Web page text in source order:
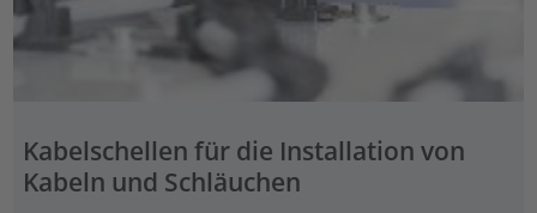
Kabelschellen für die Installation von
Kabeln und Schläuchen